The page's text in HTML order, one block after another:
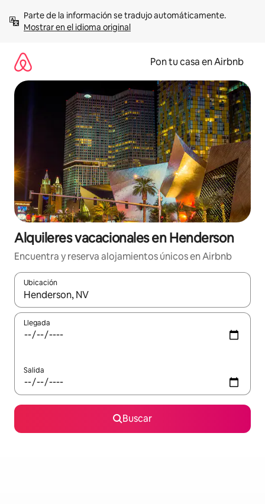
contenidoMostrar en el idioma original
Pon tu casa en Airbnb
Alquileres vacacionales en Henderson
Encuentra y reserva alojamientos únicos en Airbnb
Ubicación
Cuando los resultados estén disponibles, navega con las
Llegada
Salida
Buscar